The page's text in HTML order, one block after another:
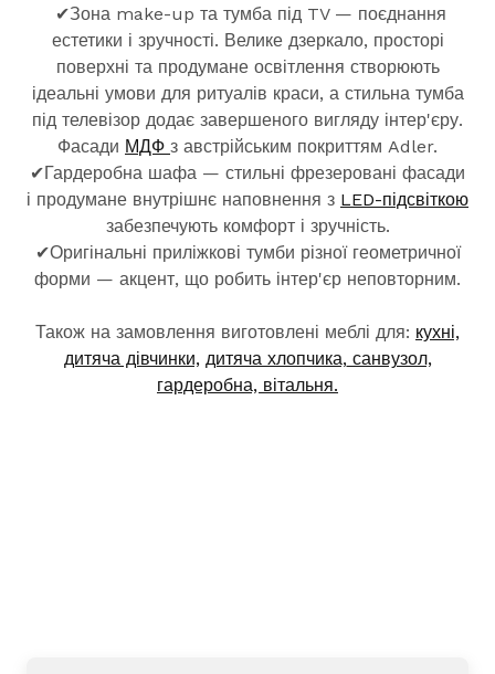
✔Зона make-up та тумба під TV — поєднання
естетики і зручності. Велике дзеркало, просторі
поверхні та продумане освітлення створюють
ідеальні умови для ритуалів краси, а стильна тумба
під телевізор додає завершеного вигляду інтер'єру.
Фасади МДФ з австрійським покриттям Adler.
✔Гардеробна шафа — стильні фрезеровані фасади
і продумане внутрішнє наповнення з LED-підсвіткою
забезпечують комфорт і зручність.
✔Оригінальні приліжкові тумби різної геометричної
форми — акцент, що робить інтер'єр неповторним.
Також на замовлення виготовлені меблі для: кухні,
дитяча дівчинки, дитяча хлопчика,санвузол,
гардеробна, вітальня.